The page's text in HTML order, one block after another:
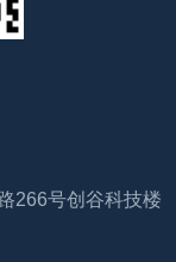
266号创谷科技楼